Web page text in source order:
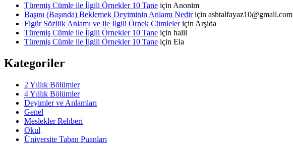
Türemiş Cümle ile İlgili Örnekler 10 Tane için Anonim
Başını (Başında) Beklemek Deyiminin Anlamı Nediriçin ashtalfayaz10@gmail.com
Figür Sözlük Anlamı ve ile İlgili Örnek Cümleleriçin Arşida
Türemiş Cümle ile İlgili Örnekler 10 Tane için halil
Türemiş Cümle ile İlgili Örnekler 10 Tane için Ela
Kategoriler
2 Yıllık Bölümler
4 Yıllık Bölümler
Deyimler ve Anlamları
Genel
Meslekler Rehberi
Okul
Üniversite Taban Puanları